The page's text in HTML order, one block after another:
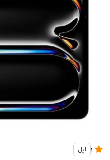
اپل